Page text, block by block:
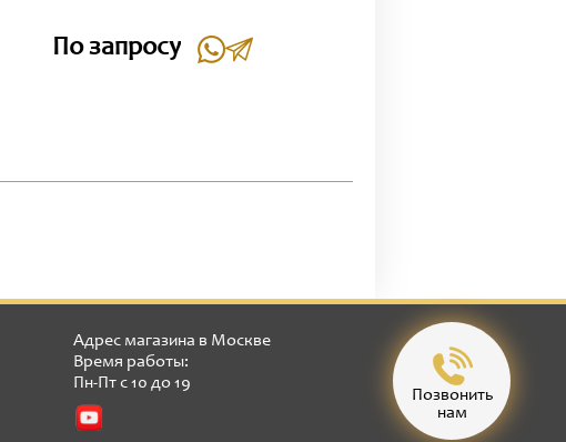
По запросу
Позвонить
нам
Адрес магазина в Москве
Время работы:
Пн-Пт с 10 до 19